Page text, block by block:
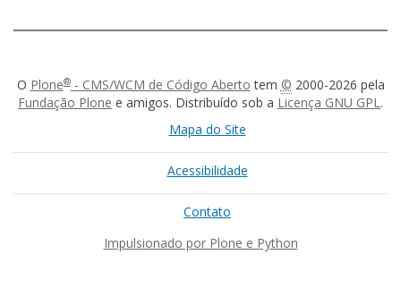
O Plone®- CMS/WCM de Código Aberto tem © 2000-2026 pela
Fundação Plone e amigos. Distribuído sob a Licença GNU GPL.
Mapa do Site
Acessibilidade
Contato
Impulsionado por Plone e Python